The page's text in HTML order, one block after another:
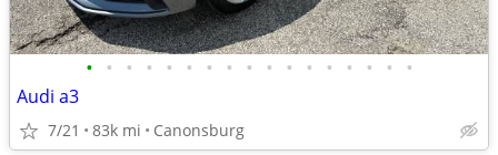
• • • • • • • • • • • • • • • • •
Audi a3
7/21 83k mi Canonsburg